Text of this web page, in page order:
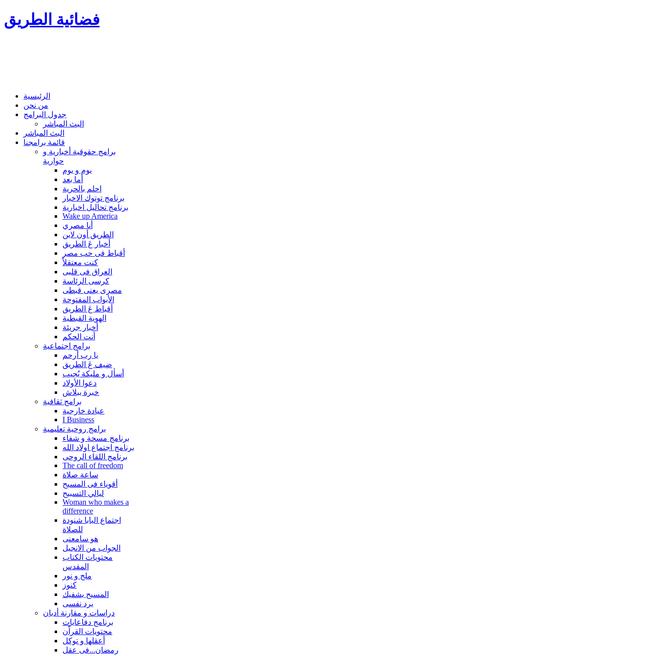
فضائية الطريق
الرئيسية
من نحن
جدول البرامج
البث المباشر
البث المباشر
قائمة برامجنا
برامج حقوقية أخبارية و
حوارية
يوم و يوم
أما بعد
احلم بالحرية
برنامج توتوك الاخبار
برنامج تحاليل اخبارية
Wake up America
أنا مصري
الطريق أون لاين
أخبار عَ الطريق
أقباط فى حب مصر
كنت معتقلاً
العراق فى قلبى
كرسى الرئاسة
مصرى يعنى قبطى
الأبواب المفتوحة
أقباط عَ الطريق
الهوية القبطية
أخبار جريئة
أنت الحكم
برامج اجتماعية
يا رب أرحم
ضيف عَ الطريق
أسأل و مليكة يُجيب
دعوا الأولاد
خبرة ببلاش
برامج ثقافية
عيادة خارجية
I Business
برامج روحية تعليمية
برنامج مسحة و شفاء
برنامج اجتماع اولاد الله
برنامج اللقاء الروحى
The call of freedom
ساعة صلاة
أقوياء فى المسيح
ليالي التسبيح
Woman who makes a
difference
اجتماع البابا شنودة
للصلاة
هو سامعنى
الجواب من الانجيل
محتويات الكتاب
المقدس
ملح و نور
كنوز
المسيح يشفيك
يرد نفسى
دراسات و مقارنة أديان
برنامج دفاعايات
محتويات القراّن
أعقلها و توكل
رمضان...فى عقل